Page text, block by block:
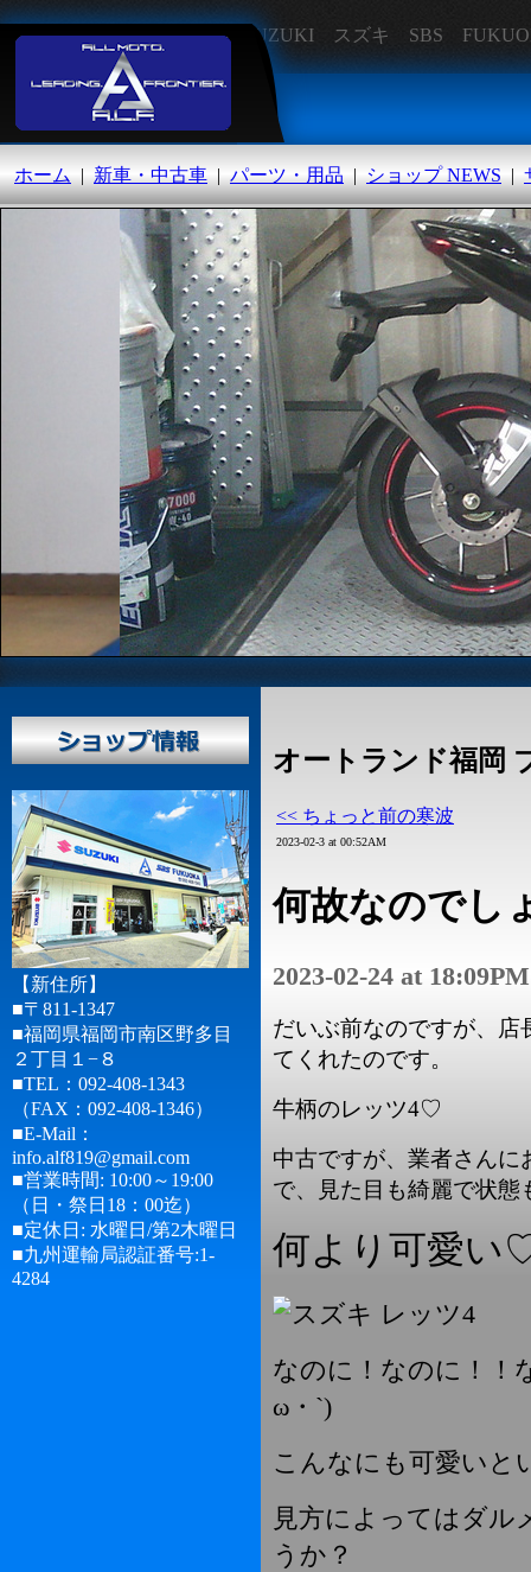
オートランド福岡
SUZUKI スズキ SBS
ホーム | 新車・中古車 | パーツ・用品 | ショップ NEWS |
【新住所】
■〒811-1347
■福岡県福岡市南区野多目
２丁目１−８
■TEL：092-408-1343
（FAX：092-408-1346）
■E-Mail：
info.alf819@gmail.com
■営業時間: 10:00～19:00
（日・祭日18：00迄）
■定休日: 水曜日/第2木曜日
■九州運輸局認証番号:1-
4284
オートランド福岡
<< ちょっと前の寒波
2023-02-3 at 00:52AM
何故なのでし
2023-02-24 at 18:09PM
だいぶ前なのですが、
てくれたのです。
牛柄のレッツ4♡
中古ですが、業者さん
で、見た目も綺麗で状態
何より可愛い
なのに！なのに！！
ω・`)
こんなにも可愛いと
見方によってはダル
うか？